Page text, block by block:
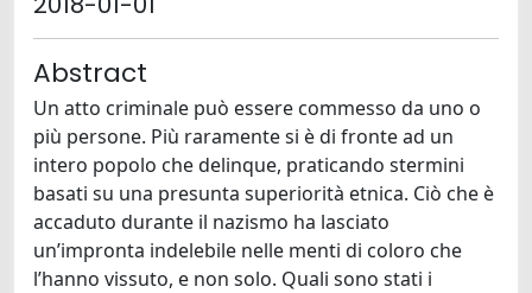
Abstract
Un atto criminale può essere commesso da uno o
più persone. Più raramente si è di fronte ad un
intero popolo che delinque, praticando stermini
basati su una presunta superiorità etnica. Ciò che è
accaduto durante il nazismo ha lasciato
un’impronta indelebile nelle menti di coloro che
l’hanno vissuto, e non solo. Quali sono stati i